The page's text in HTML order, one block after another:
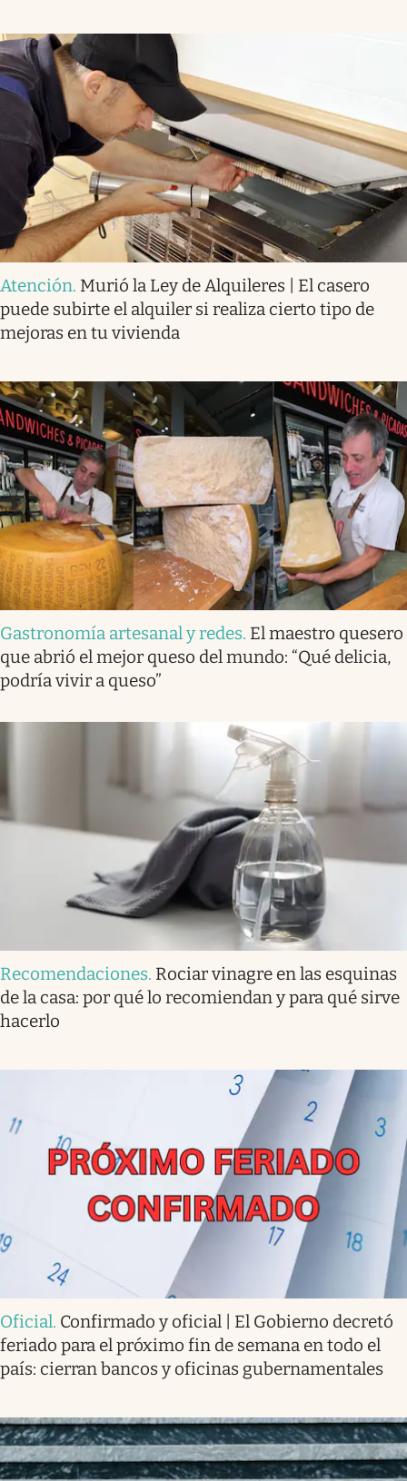
Atención. Murió la Ley de Alquileres | El casero
puede subirte el alquiler si realiza cierto tipo de
mejoras en tu vivienda
Gastronomía artesanal y redes. El maestro quesero
que abrió el mejor queso del mundo: “Qué delicia,
podría vivir a queso”
Recomendaciones. Rociar vinagre en las esquinas
de la casa: por qué lo recomiendan y para qué sirve
hacerlo
Oficial. Confirmado y oficial | El Gobierno decretó
feriado para el próximo fin de semana en todo el
país: cierran bancos y oficinas gubernamentales